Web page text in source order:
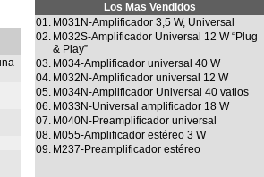
Los Mas Vendidos
01. M031N-Amplificador 3,5 W, Universal
02. M032S-Amplificador Universal 12 W “Plug
& Play”
03. M034-Amplificador universal 40 W
04. M032N-Amplificador universal 12 W
05. M034N-Amplificador Universal 40 vatios
06. M033N-Universal amplificador 18 W
07. M040N-Preamplificador universal
08. M055-Amplificador estéreo 3 W
09. M237-Preamplificador estéreo